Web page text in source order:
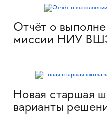
Отчёт о
миссии НИУ
Новая старшая
варианты